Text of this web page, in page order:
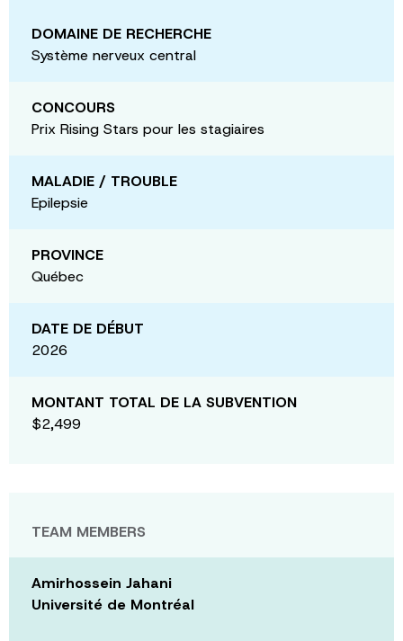
DOMAINE DE RECHERCHE
Système nerveux central
CONCOURS
Prix Rising Stars pour les stagiaires
MALADIE / TROUBLE
Epilepsie
PROVINCE
Québec
DATE DE DÉBUT
2026
MONTANT TOTAL DE LA SUBVENTION
$2,499
TEAM MEMBERS
Amirhossein Jahani
Université de Montréal